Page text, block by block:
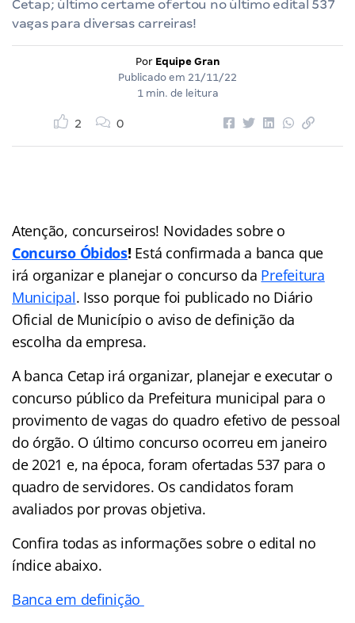
Cetap; último certame ofertou no último edital 537
vagas para diversas carreiras!
Por Equipe Gran
Publicado em 21/11/22
1 min. de leitura
2 0
Atenção, concurseiros! Novidades sobre o
Concurso Óbidos! Está confirmada a banca que
irá organizar e planejar o concurso da Prefeitura
Municipal. Isso porque foi publicado no Diário
Oficial de Município o aviso de definição da
escolha da empresa.
A banca Cetap irá organizar, planejar e executar o
concurso público da Prefeitura municipal para o
provimento de vagas do quadro efetivo de pessoal
do órgão. O último concurso ocorreu em janeiro
de 2021 e, na época, foram ofertadas 537 para o
quadro de servidores. Os candidatos foram
avaliados por provas objetiva.
Confira todas as informações sobre o edital no
índiceabaixo.
Banca em definição